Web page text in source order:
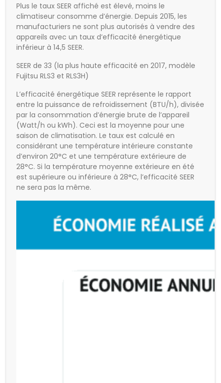
Plus le taux SEER affiché est élevé, moins le
climatiseur consomme d’énergie. Depuis 2015, les
manufacturiers ne sont plus autorisés à vendre des
appareils avec un taux d’efficacité énergétique
inférieur à 14,5 SEER.
SEER de 33 (la plus haute efficacité en 2017, modèle
Fujitsu RLS3 et RLS3H)
L’efficacité énergétique SEER représente le rapport
entre la puissance de refroidissement (BTU/h), divisée
par la consommation d’énergie brute de l’appareil
(Watt/h ou kWh). Ceci est la moyenne pour une
saison de climatisation. Le taux est calculé en
considérant une température intérieure constante
d’environ 20°C et une température extérieure de
28°C. Si la température moyenne extérieure en été
est supérieure ou inférieure à 28°C, l’efficacité SEER
ne sera pas la même.